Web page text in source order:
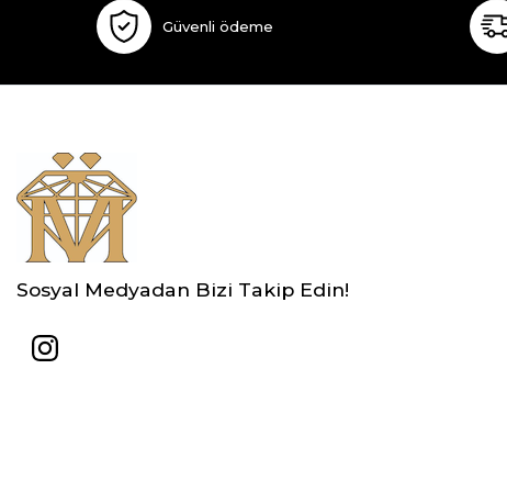
Güvenli ödeme
Sosyal Medyadan Bizi Takip Edin!